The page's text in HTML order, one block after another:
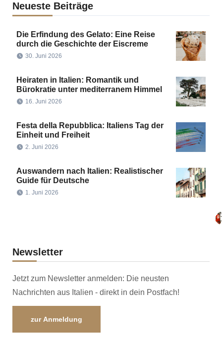
Neueste Beiträge
Die Erfindung des Gelato: Eine Reise
durch die Geschichte der Eiscreme
30. Juni 2026
Heiraten in Italien: Romantik und
Bürokratie unter mediterranem Himmel
16. Juni 2026
Festa della Repubblica: Italiens Tag der
Einheit und Freiheit
2. Juni 2026
Auswandern nach Italien: Realistischer
Guide für Deutsche
1. Juni 2026
Newsletter
Jetzt zum Newsletter anmelden: Die neusten
Nachrichten aus Italien - direkt in dein Postfach!
zur Anmeldung